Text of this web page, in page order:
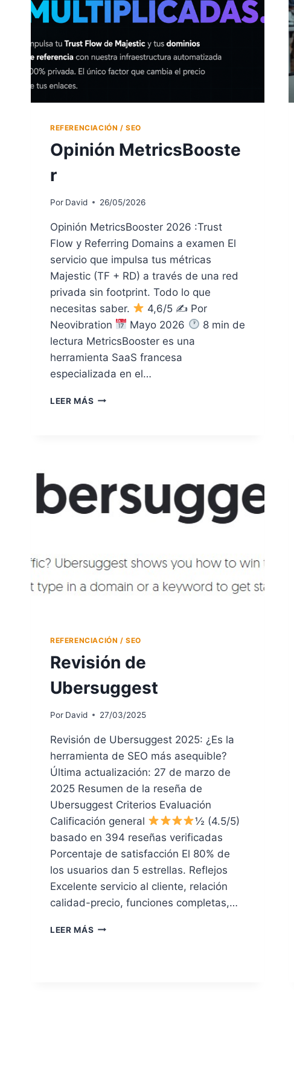
REFERENCIACIÓN / SEO
Opinión MetricsBooste
r
Por David 26/05/2026
Opinión MetricsBooster 2026 :Trust
Flow y Referring Domains a examen El
servicio que impulsa tus métricas
Majestic (TF + RD) a través de una red
privada sin footprint. Todo lo que
necesitas saber.
4,6/5 ✍ Por
Neovibration
Mayo 2026
8 min de
lectura MetricsBooster es una
herramienta SaaS francesa
especializada en el…
LEER MÁS OPINIÓN METRICSBOOSTER
REFERENCIACIÓN / SEO
Revisión de
Ubersuggest
Por David 27/03/2025
Revisión de Ubersuggest 2025: ¿Es la
herramienta de SEO más asequible?
Última actualización: 27 de marzo de
2025 Resumen de la reseña de
Ubersuggest Criterios Evaluación
Calificación general
½ (4.5/5)
basado en 394 reseñas verificadas
Porcentaje de satisfacción El 80% de
los usuarios dan 5 estrellas. Reflejos
Excelente servicio al cliente, relación
calidad-precio, funciones completas,…
LEER MÁS REVISIÓN